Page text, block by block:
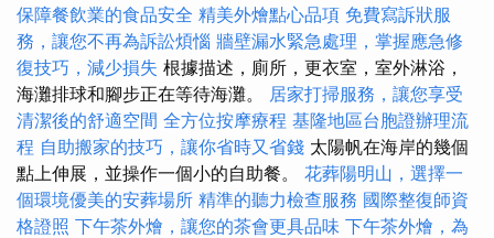
保障餐飲業的食品安全 精美外燴點心品項 免費寫訴狀服
務，讓您不再為訴訟煩惱 牆壁漏水緊急處理，掌握應急修
復技巧，減少損失 根據描述，廁所，更衣室，室外淋浴，
海灘排球和腳步正在等待海灘。 居家打掃服務，讓您享受
清潔後的舒適空間 全方位按摩療程 基隆地區台胞證辦理流
程 自助搬家的技巧，讓你省時又省錢 太陽帆在海岸的幾個
點上伸展，並操作一個小的自助餐。 花葬陽明山，選擇一
個環境優美的安葬場所 精準的聽力檢查服務 國際整復師資
格證照 下午茶外燴，讓您的茶會更具品味 下午茶外燴，為